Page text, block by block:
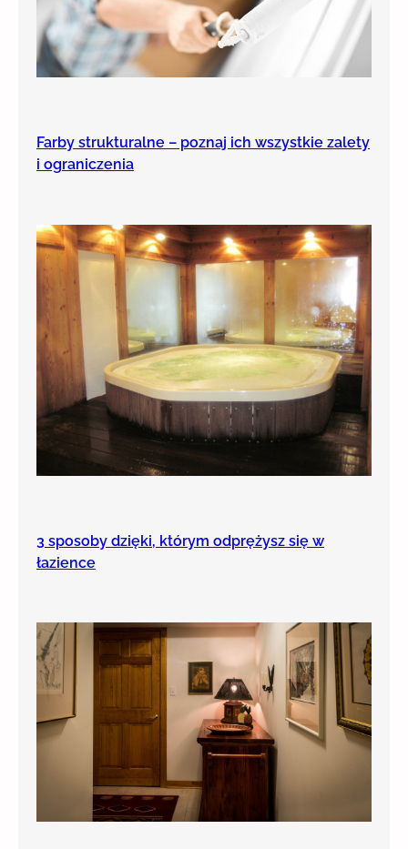
Farby strukturalne – poznaj ich wszystkie zalety
i ograniczenia
3 sposoby dzięki, którym odprężysz się w
łazience